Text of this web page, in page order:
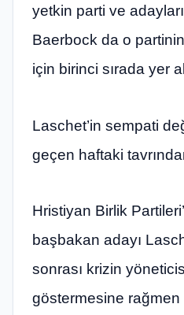
yetkin parti ve
Baerbock da o
için birinci sırada yer
Laschet’in sempati
geçen haftaki
Hristiyan Birlik
başbakan adayı
sonrası krizin
göstermesine rağmen